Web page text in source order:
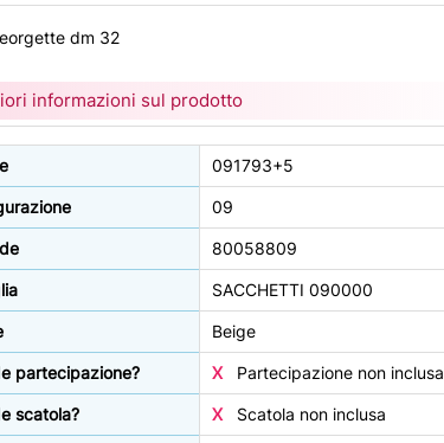
dm 32
informazioni sul prodotto
091793+5
09
80058809
SACCHETTI 090000
Beige
partecipazione? X Partecipazione non inclusa
scatola? X Scatola non inclusa